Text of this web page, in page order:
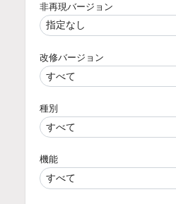
非再現バージョン
改修バージョン
種別
機能